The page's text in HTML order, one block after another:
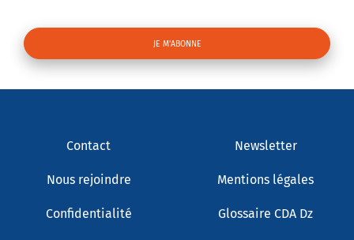
Contact Newsletter
Nous rejoindre Mentions légales
Confidentialité Glossaire CDA Dz